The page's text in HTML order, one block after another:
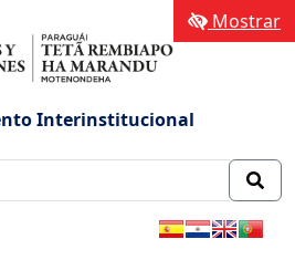
Interinstitucional
Mostrar